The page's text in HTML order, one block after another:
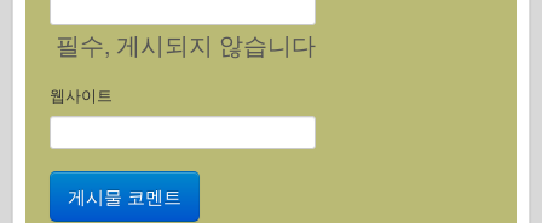
필수, 게시되지 않습니다
웹사이트